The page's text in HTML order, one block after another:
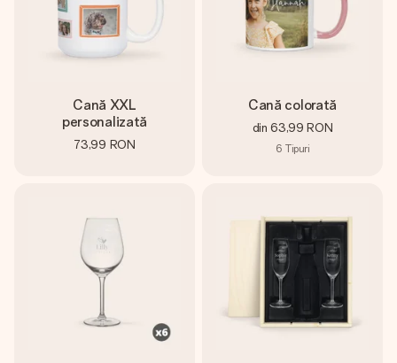
Cană XXL
personalizată
73,99 RON
Cană colorată
din 63,99 RON
6 Tipuri